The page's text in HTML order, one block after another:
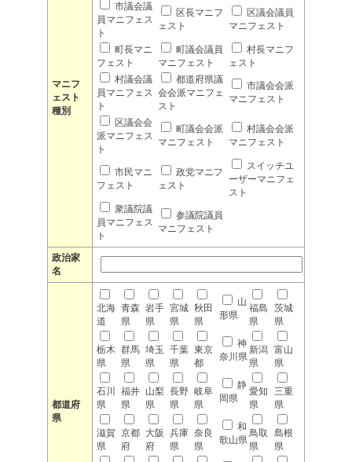
マニフ
ェスト
種別
市議会議
員マニフェス
ト
区長マニフ
ェスト
区議会議員
マニフェスト
町長マニ
フェスト
町議会議員
マニフェスト
村長マニフ
ェスト
村議会議
員マニフェス
ト
都道府県議
会会派マニフェ
スト
市議会会派
マニフェスト
区議会会
派マニフェス
ト
町議会会派
マニフェスト
村議会会派
マニフェスト
市民マニ
フェスト
政党マニフ
ェスト
スイッチユ
ーザーマニフェ
スト
衆議院議
員マニフェス
ト
参議院議員
マニフェスト
政治家
名
都道府
県
北海
道
青森
県
岩手
県
宮城
県
秋田
県
山
形県
福島
県
茨城
県
栃木
県
群馬
県
埼玉
県
千葉
県
東京
都
神
奈川県
新潟
県
富山
県
石川
県
福井
県
山梨
県
長野
県
岐阜
県
静
岡県
愛知
県
三重
県
滋賀
県
京都
府
大阪
府
兵庫
県
奈良
県
和
歌山県
鳥取
県
島根
県